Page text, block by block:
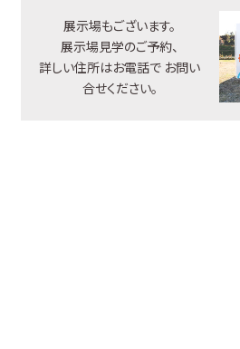
展示場もございます。
展示場見学のご予約、
詳しい住所はお電話で お問い
合せください。